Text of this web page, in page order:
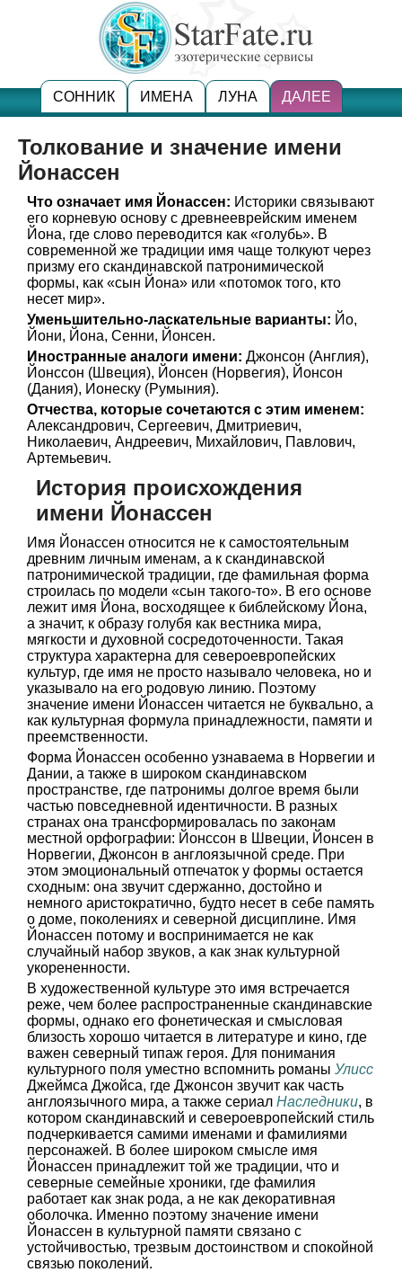
СОННИК ИМЕНА ЛУНА ДАЛЕЕ
Толкование и значение имени
Йонассен
Что означает имя Йонассен: Историки связывают
его корневую основу с древнееврейским именем
Йона, где слово переводится как «голубь». В
современной же традиции имя чаще толкуют через
призму его скандинавской патронимической
формы, как «сын Йона» или «потомок того, кто
несет мир».
Уменьшительно-ласкательные варианты: Йо,
Йони, Йона, Сенни, Йонсен.
Иностранные аналоги имени: Джонсон (Англия),
Йонссон (Швеция), Йонсен (Норвегия), Йонсон
(Дания), Ионеску (Румыния).
Отчества, которые сочетаются с этим именем:
Александрович, Сергеевич, Дмитриевич,
Николаевич, Андреевич, Михайлович, Павлович,
Артемьевич.
История происхождения
имени Йонассен
Имя Йонассен относится не к самостоятельным
древним личным именам, а к скандинавской
патронимической традиции, где фамильная форма
строилась по модели «сын такого-то». В его основе
лежит имя Йона, восходящее к библейскому Йона,
а значит, к образу голубя как вестника мира,
мягкости и духовной сосредоточенности. Такая
структура характерна для североевропейских
культур, где имя не просто называло человека, но и
указывало на его родовую линию. Поэтому
значение имени Йонассен читается не буквально, а
как культурная формула принадлежности, памяти и
преемственности.
Форма Йонассен особенно узнаваема в Норвегии и
Дании, а также в широком скандинавском
пространстве, где патронимы долгое время были
частью повседневной идентичности. В разных
странах она трансформировалась по законам
местной орфографии: Йонссон в Швеции, Йонсен в
Норвегии, Джонсон в англоязычной среде. При
этом эмоциональный отпечаток у формы остается
сходным: она звучит сдержанно, достойно и
немного аристократично, будто несет в себе память
о доме, поколениях и северной дисциплине. Имя
Йонассен потому и воспринимается не как
случайный набор звуков, а как знак культурной
укорененности.
В художественной культуре это имя встречается
реже, чем более распространенные скандинавские
формы, однако его фонетическая и смысловая
близость хорошо читается в литературе и кино, где
важен северный типаж героя. Для понимания
культурного поля уместно вспомнить романы Улисс
Джеймса Джойса, где Джонсон звучит как часть
англоязычного мира, а также сериал Наследники, в
котором скандинавский и североевропейский стиль
подчеркивается самими именами и фамилиями
персонажей. В более широком смысле имя
Йонассен принадлежит той же традиции, что и
северные семейные хроники, где фамилия
работает как знак рода, а не как декоративная
оболочка. Именно поэтому значение имени
Йонассен в культурной памяти связано с
устойчивостью, трезвым достоинством и спокойной
связью поколений.